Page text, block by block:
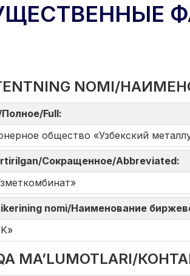
NOMI/
Полное/Full:
общество «Узбекский
Сокращенное/Abbreviated:
nomi/Наименование
MA’LUMOTLARI/